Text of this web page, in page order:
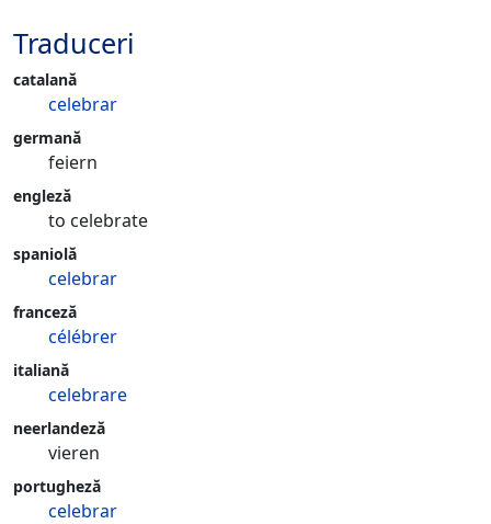
Traduceri
catalană
celebrar
germană
feiern
engleză
to celebrate
spaniolă
celebrar
franceză
célébrer
italiană
celebrare
neerlandeză
vieren
portugheză
celebrar